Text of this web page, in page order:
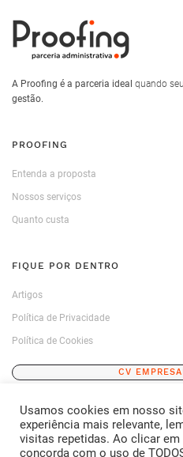
A Proofing é a parceria ideal quando
gestão.
PROOFING
Entenda a proposta
Nossos serviços
Quanto custa
FIQUE POR DENTRO
Artigos
Política de Privacidade
Política de Cookies
CV
ENTRE EM CONTATO
FALE
Usamos cookies em nosso
experiência mais relevante,
visitas repetidas. Ao clicar em
concorda com o uso de